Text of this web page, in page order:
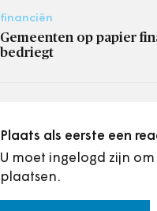
financiën
Gemeenten op papier
bedriegt
Plaats als eerste een
U moet ingelogd zijn
plaatsen.